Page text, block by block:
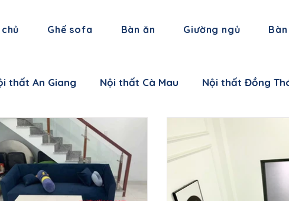
Ghế sofa Bàn ăn Giường ngủ
thất An Giang Nội thất Cà Mau Nội thất Đồng
Nội thất Hậu Giang
Nội thất Cần Thơ Nội thất Ninh Bình Nội thất Thái